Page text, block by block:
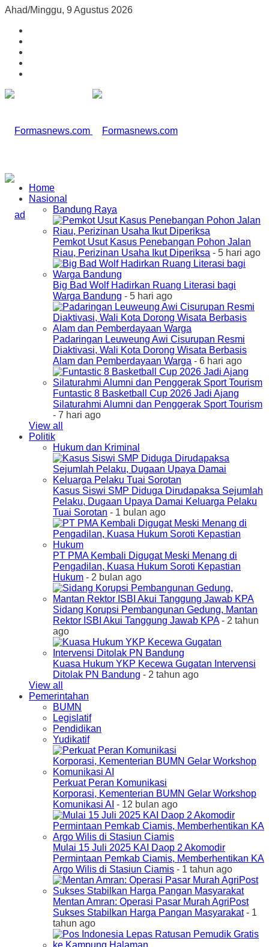
Ahad/Minggu, 9 Agustus 2026
Home
Nasional
Bandung Raya
Pemkot Usut Kasus Penebangan Pohon Jalan
Riau, Perizinan Usaha Ikut Diperiksa - 5 hari ago
Big Bad Wolf Hadirkan Ruang Literasi bagi
Warga Bandung - 5 hari ago
Padaringan Leuweung Awi Cisurupan Resmi
Diaktivasi, Wali Kota Dorong Wisata Berbasis
Alam dan Pemberdayaan Warga - 6 hari ago
Funtastic 8 Basketball Cup 2026 Jadi Ajang
Silaturahmi Alumni dan Penggerak Sport Tourism
- 7 hari ago
View all
Politik
Hukum dan Kriminal
Kasus Siswi SMP Diduga Dirudapaksa Sejumlah
Pelaku, Dugaan Upaya Damai Keluarga Pelaku
Tuai Sorotan - 1 bulan ago
PT PMA Kembali Digugat Meski Menang di
Pengadilan, Kuasa Hukum Soroti Kepastian
Hukum - 2 bulan ago
Sidang Korupsi Pembangunan Gedung, Mantan
Rektor ISBI Akui Tanggung Jawab KPA- 2 tahun
ago
Kuasa Hukum YKP Kecewa Gugatan Intervensi
Ditolak PN Bandung - 2 tahun ago
View all
Pemerintahan
BUMN
Legislatif
Pendidikan
Yudikatif
Perkuat Peran Komunikasi
Korporasi, Kementerian BUMN Gelar Workshop
Komunikasi AI - 12 bulan ago
Mulai 15 Juli 2025 KAI Daop 2 Akomodir
Permintaan Pemkab Ciamis, Memberhentikan KA
Argo Wilis di Stasiun Ciamis - 1 tahun ago
Mentan Amran: Operasi Pasar Murah AgriPost
Sukses Stabilkan Harga Pangan Masyarakat- 1
tahun ago